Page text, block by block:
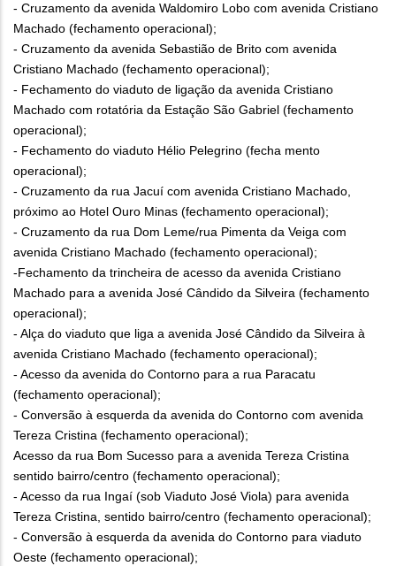
- Cruzamento da avenida Waldomiro Lobo com avenida Cristiano
Machado (fechamento operacional);
- Cruzamento da avenida Sebastião de Brito com avenida
Cristiano Machado (fechamento operacional);
- Fechamento do viaduto de ligação da avenida Cristiano
Machado com rotatória da Estação São Gabriel (fechamento
operacional);
- Fechamento do viaduto Hélio Pelegrino (fecha mento
operacional);
- Cruzamento da rua Jacuí com avenida Cristiano Machado,
próximo ao Hotel Ouro Minas (fechamento operacional);
- Cruzamento da rua Dom Leme/rua Pimenta da Veiga com
avenida Cristiano Machado (fechamento operacional);
-Fechamento da trincheira de acesso da avenida Cristiano
Machado para a avenida José Cândido da Silveira (fechamento
operacional);
- Alça do viaduto que liga a avenida José Cândido da Silveira à
avenida Cristiano Machado (fechamento operacional);
- Acesso da avenida do Contorno para a rua Paracatu
(fechamento operacional);
- Conversão à esquerda da avenida do Contorno com avenida
Tereza Cristina (fechamento operacional);
Acesso da rua Bom Sucesso para a avenida Tereza Cristina
sentido bairro/centro (fechamento operacional);
- Acesso da rua Ingaí (sob Viaduto José Viola) para avenida
Tereza Cristina, sentido bairro/centro (fechamento operacional);
- Conversão à esquerda da avenida do Contorno para viaduto
Oeste (fechamento operacional);